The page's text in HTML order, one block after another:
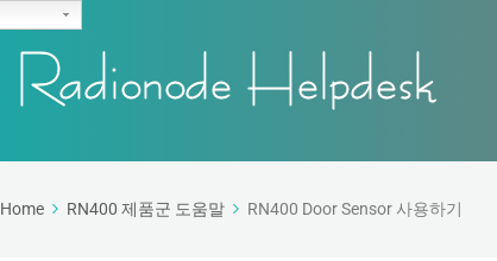
Home RN400 제품군 도움말 RN400 Door Sensor 사용하기